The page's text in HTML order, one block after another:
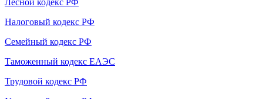
Налоговый кодекс РФ
Семейный кодекс РФ
Таможенный кодекс ЕАЭС
Трудовой кодекс РФ